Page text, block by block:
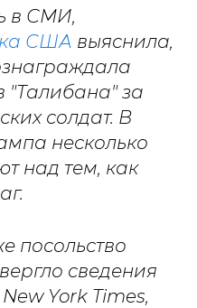
в СМИ,
США выяснила,
"Талибана" за
солдат. В
несколько
над тем, как
посольство
сведения
York Times,